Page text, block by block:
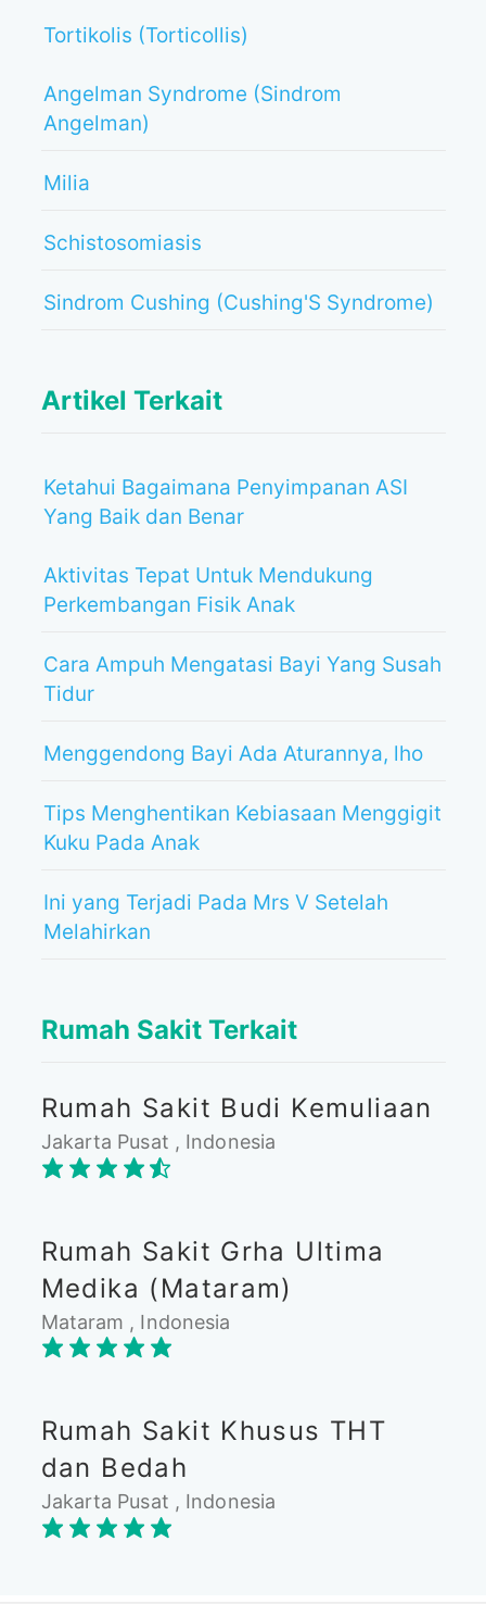
Tortikolis (Torticollis)
Angelman Syndrome (Sindrom
Angelman)
Milia
Schistosomiasis
Sindrom Cushing (Cushing'S Syndrome)
Artikel Terkait
Ketahui Bagaimana Penyimpanan ASI
Yang Baik dan Benar
Aktivitas Tepat Untuk Mendukung
Perkembangan Fisik Anak
Cara Ampuh Mengatasi Bayi Yang Susah
Tidur
Menggendong Bayi Ada Aturannya, lho
Tips Menghentikan Kebiasaan Menggigit
Kuku Pada Anak
Ini yang Terjadi Pada Mrs V Setelah
Melahirkan
Rumah Sakit Terkait
Rumah Sakit Budi Kemuliaan
Jakarta Pusat , Indonesia
Rumah Sakit Grha Ultima
Medika (Mataram)
Mataram , Indonesia
Rumah Sakit Khusus THT
dan Bedah
Jakarta Pusat , Indonesia